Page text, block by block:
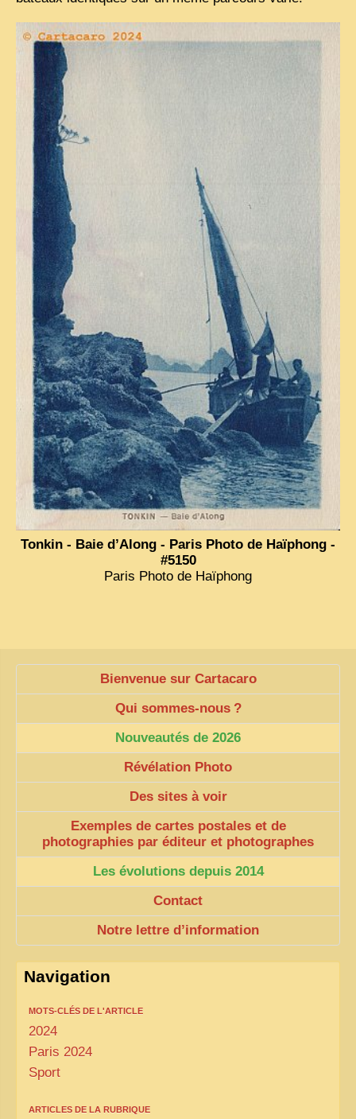
REMARQUABLES
VIETNAM 1950
ALBUMS DE FAMILLE
INDOCHINE HISTORIQUE
ARMÉE, JUSTICE, EDUCATION, RELIGION...
MÉTIERS, FÊTES, TRANSPORTS
TRADITIONS ET MODERNITÉ
INSOLITES
EN DIRECT
ENQUÊTES
L’ ACTU
2025 LAOS 1950 CPSM
2026 PERI, VIÊT-CONG
VIETNAM
ZOOM PHOTO
DÊ THAM
MUSÉES
ALBUMS FAMILLE
EN
Tonkin - Baie d’Along - Paris Photo de Haïphong -
#5150
Paris Photo de Haïphong
Bienvenue sur Cartacaro
Qui sommes-nous ?
Nouveautés de 2026
Révélation Photo
Des sites à voir
Exemples de cartes postales et de
photographies par éditeur et photographes
Les évolutions depuis 2014
Contact
Notre lettre d’information
Navigation
MOTS-CLÉS DE L'ARTICLE
2024
Paris 2024
Sport
ARTICLES DE LA RUBRIQUE